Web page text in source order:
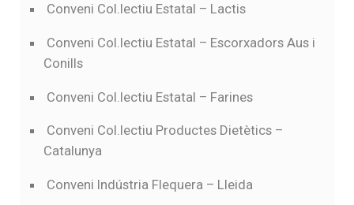
Conveni Col.lectiu Estatal – Lactis
Conveni Col.lectiu Estatal – Escorxadors Aus i
Conills
Conveni Col.lectiu Estatal – Farines
Conveni Col.lectiu Productes Dietètics –
Catalunya
Conveni Indústria Flequera – Lleida